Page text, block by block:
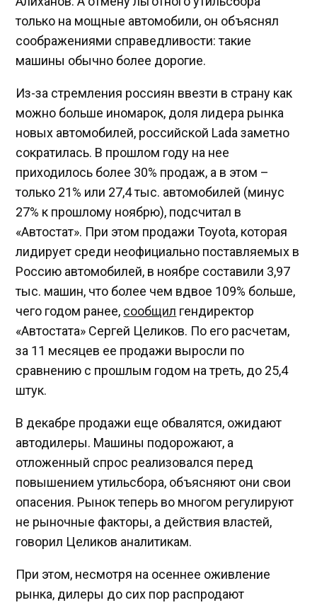
только на мощные автомобили, он объяснял
соображениями справедливости: такие
машины обычно более дорогие.
Из-за стремления россиян ввезти в страну как
можно больше иномарок, доля лидера рынка
новых автомобилей, российской Lada заметно
сократилась. В прошлом году на нее
приходилось более 30% продаж, а в этом –
только 21% или 27,4 тыс. автомобилей (минус
27% к прошлому ноябрю), подсчитал в
«Автостат». При этом продажи Toyota, которая
лидирует среди неофициально поставляемых в
Россию автомобилей, в ноябре составили 3,97
тыс. машин, что более чем вдвое 109% больше,
чего годом ранее, сообщил гендиректор
«Автостата» Сергей Целиков. По его расчетам,
за 11 месяцев ее продажи выросли по
сравнению с прошлым годом на треть, до 25,4
штук.
В декабре продажи еще обвалятся, ожидают
автодилеры. Машины подорожают, а
отложенный спрос реализовался перед
повышением утильсбора, объясняют они свои
опасения. Рынок теперь во многом регулируют
не рыночные факторы, а действия властей,
говорил Целиков аналитикам.
При этом, несмотря на осеннее оживление
рынка, дилеры до сих пор распродают